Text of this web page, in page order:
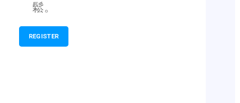
鬆。
REGISTER